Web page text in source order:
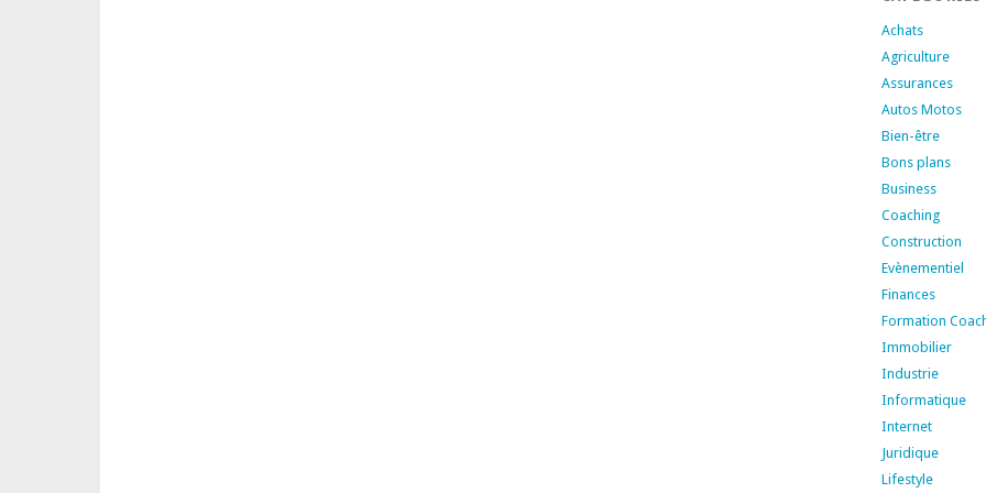
Achats
Agriculture
Assurances
Autos Motos
Bien-être
Bons plans
Business
Coaching
Construction
Evènementiel
Finances
Formation
Immobilier
Industrie
Informatique
Internet
Juridique
Lifestyle